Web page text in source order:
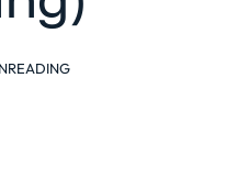
READING